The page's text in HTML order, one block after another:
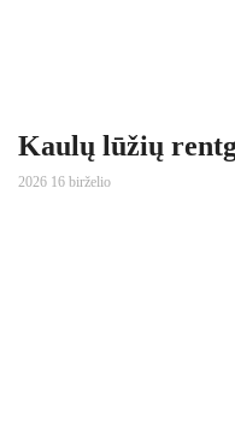
Kaulų lūžių
2026 16 birželio